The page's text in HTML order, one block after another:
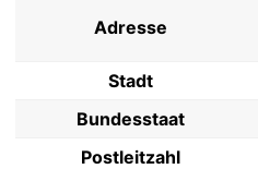
Adresse
Stadt
Bundesstaat
Postleitzahl